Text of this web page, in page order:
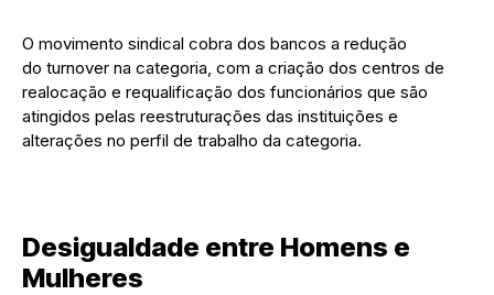
O movimento sindical cobra dos bancos a redução
do turnover na categoria, com a criação dos centros de
realocação e requalificação dos funcionários que são
atingidos pelas reestruturações das instituições e
alterações no perfil de trabalho da categoria.
Desigualdade entre Homens e
Mulheres